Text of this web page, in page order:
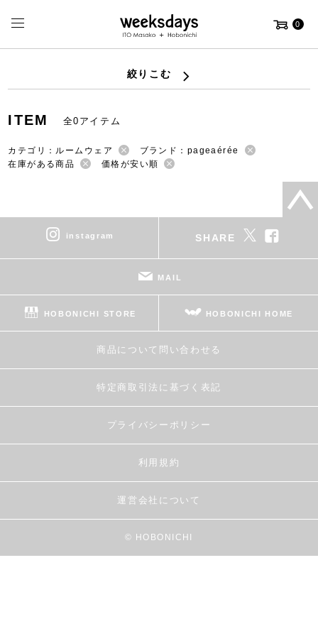
0
絞りこむ
ITEM 全0アイテム
カテゴリ：ルームウェア
ブランド：pageaérée
在庫がある商品
価格が安い順
instagram SHARE
MAIL
HOBONICHI STORE HOBONICHI HOME
商品について問い合わせる
特定商取引法に基づく表記
プライバシーポリシー
利用規約
運営会社について
© HOBONICHI